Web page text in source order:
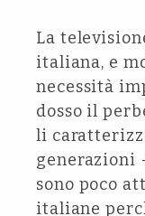
La
italiana, e
necessità
dosso il
li
generazioni
sono poco
italiane